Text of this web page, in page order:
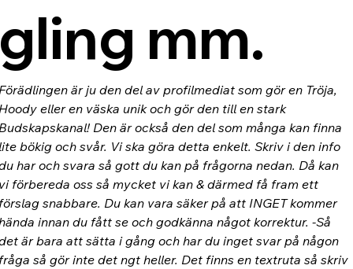
mm.
är ju den del av profilmediat som gör en Tröja,
eller en väska unik och gör den till en stark
Den är också den del som många kan finna
bökig och svår. Vi ska göra detta enkelt. Skriv i den info
har och svara så gott du kan på frågorna nedan. Då kan
förbereda oss så mycket vi kan & därmed få fram ett
snabbare. Du kan vara säker på att INGET kommer
innan du fått se och godkänna något korrektur. -Så
är bara att sätta i gång och har du inget svar på någon
så gör inte det ngt heller. Det finns en textruta så skriv